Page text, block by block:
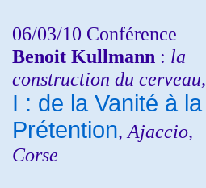
06/03/10 Conférence
Benoit Kullmann : la
construction du cerveau,
I : de la Vanité à la
Prétention, Ajaccio,
Corse